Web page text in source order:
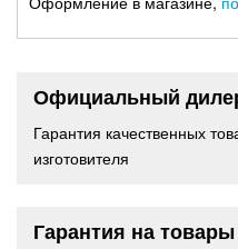
Официальный
Гарантия качественных
изготовителя
Гарантия на товары